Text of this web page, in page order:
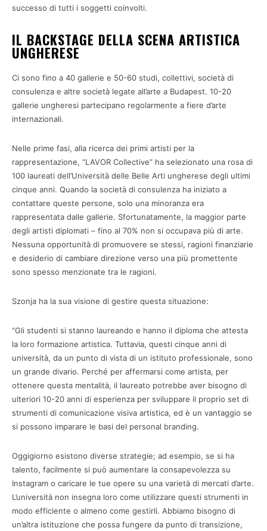
successo di tutti i soggetti coinvolti.
IL BACKSTAGE DELLA SCENA ARTISTICA
UNGHERESE
Ci sono fino a 40 gallerie e 50-60 studi, collettivi, società di
consulenza e altre società legate all’arte a Budapest. 10-20
gallerie ungheresi partecipano regolarmente a fiere d’arte
internazionali.
Nelle prime fasi, alla ricerca dei primi artisti per la
rappresentazione, “LAVOR Collective” ha selezionato una rosa di
100 laureati dell’Università delle Belle Arti ungherese degli ultimi
cinque anni. Quando la società di consulenza ha iniziato a
contattare queste persone, solo una minoranza era
rappresentata dalle gallerie. Sfortunatamente, la maggior parte
degli artisti diplomati – fino al 70% non si occupava più di arte.
Nessuna opportunità di promuovere se stessi, ragioni finanziarie
e desiderio di cambiare direzione verso una più promettente
sono spesso menzionate tra le ragioni.
Szonja ha la sua visione di gestire questa situazione:
“Gli studenti si stanno laureando e hanno il diploma che attesta
la loro formazione artistica. Tuttavia, questi cinque anni di
università, da un punto di vista di un istituto professionale, sono
un grande divario. Perché per affermarsi come artista, per
ottenere questa mentalità, il laureato potrebbe aver bisogno di
ulteriori 10-20 anni di esperienza per sviluppare il proprio set di
strumenti di comunicazione visiva artistica, ed è un vantaggio se
si possono imparare le basi del personal branding.
Oggigiorno esistono diverse strategie; ad esempio, se si ha
talento, facilmente si può aumentare la consapevolezza su
Instagram o caricare le tue opere su una varietà di mercati d’arte.
L’università non insegna loro come utilizzare questi strumenti in
modo efficiente o almeno come gestirli. Abbiamo bisogno di
un’altra istituzione che possa fungere da punto di transizione,